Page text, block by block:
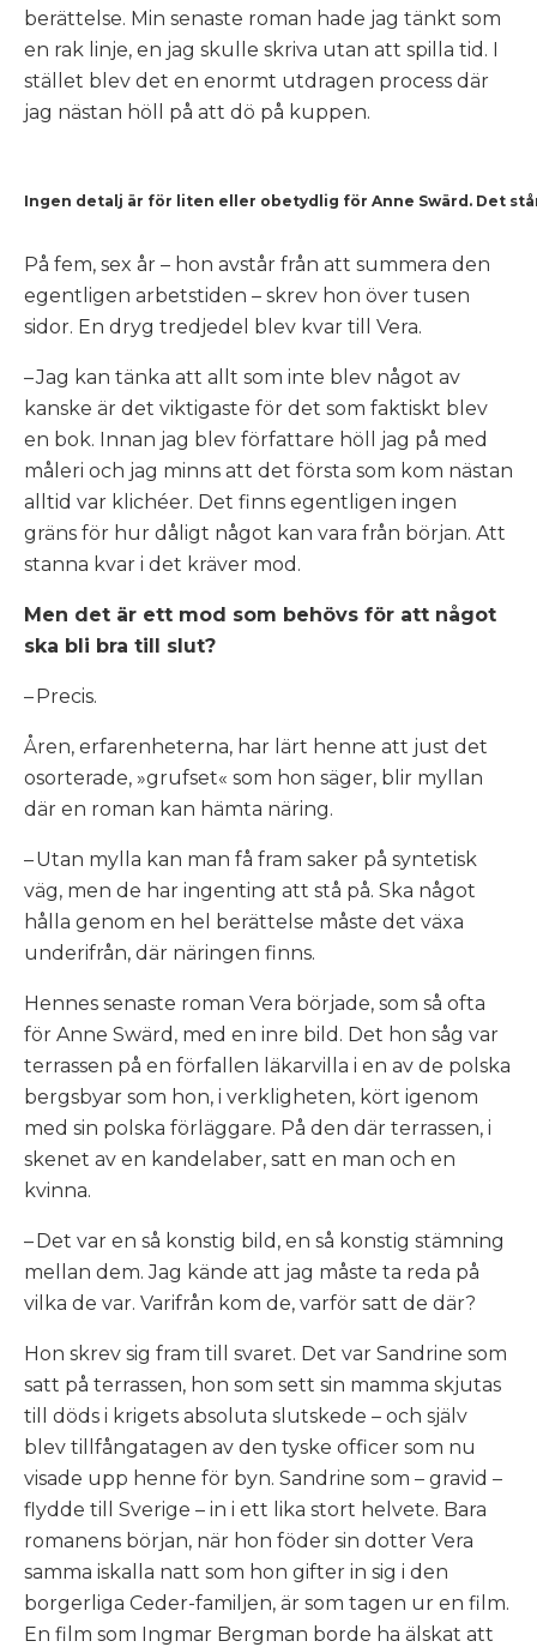
berättelse. Min senaste roman hade jag tänkt som
en rak linje, en jag skulle skriva utan att spilla tid. I
stället blev det en enormt utdragen process där
jag nästan höll på att dö på kuppen.
Ingen detalj är för liten eller obetydlig för Anne Swärd. Det
På fem, sex år – hon avstår från att summera den
egentligen arbetstiden – skrev hon över tusen
sidor. En dryg tredjedel blev kvar till Vera.
– Jag kan tänka att allt som inte blev något av
kanske är det viktigaste för det som faktiskt blev
en bok. Innan jag blev författare höll jag på med
måleri och jag minns att det första som kom nästan
alltid var klichéer. Det finns egentligen ingen
gräns för hur dåligt något kan vara från början. Att
stanna kvar i det kräver mod.
Men det är ett mod som behövs för att något
ska bli bra till slut?
– Precis.
Åren, erfarenheterna, har lärt henne att just det
osorterade, »grufset« som hon säger, blir myllan
där en roman kan hämta näring.
– Utan mylla kan man få fram saker på syntetisk
väg, men de har ingenting att stå på. Ska något
hålla genom en hel berättelse måste det växa
underifrån, där näringen finns.
Hennes senaste roman Vera började, som så ofta
för Anne Swärd, med en inre bild. Det hon såg var
terrassen på en förfallen läkarvilla i en av de polska
bergsbyar som hon, i verkligheten, kört igenom
med sin polska förläggare. På den där terrassen, i
skenet av en kandelaber, satt en man och en
kvinna.
– Det var en så konstig bild, en så konstig stämning
mellan dem. Jag kände att jag måste ta reda på
vilka de var. Varifrån kom de, varför satt de där?
Hon skrev sig fram till svaret. Det var Sandrine som
satt på terrassen, hon som sett sin mamma skjutas
till döds i krigets absoluta slutskede – och själv
blev tillfångatagen av den tyske officer som nu
visade upp henne för byn. Sandrine som – gravid –
flydde till Sverige – in i ett lika stort helvete. Bara
romanens början, när hon föder sin dotter Vera
samma iskalla natt som hon gifter in sig i den
borgerliga Ceder-familjen, är som tagen ur en film.
En film som Ingmar Bergman borde ha älskat att